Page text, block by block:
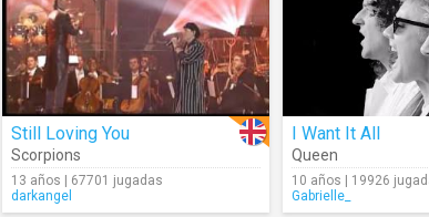
Still Loving You
Scorpions
13 años | 67701 jugadas
darkangel
I Want It All
Queen
10 años | 19926
Gabrielle_